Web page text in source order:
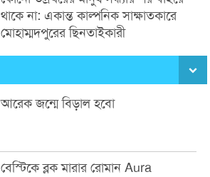
থাকে না: একান্ত কাল্পনিক সাক্ষাতকারে
মোহাম্মদপুরের ছিনতাইকারী
আরেক জন্মে বিড়াল হবো
বেস্টিকে ব্লক মারার রোমান Aura